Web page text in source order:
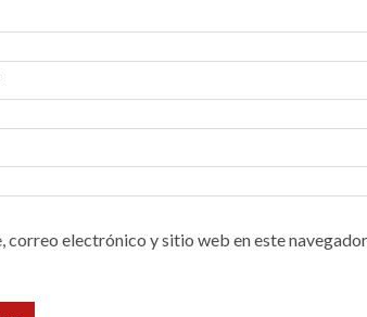
correo electrónico y sitio web en este